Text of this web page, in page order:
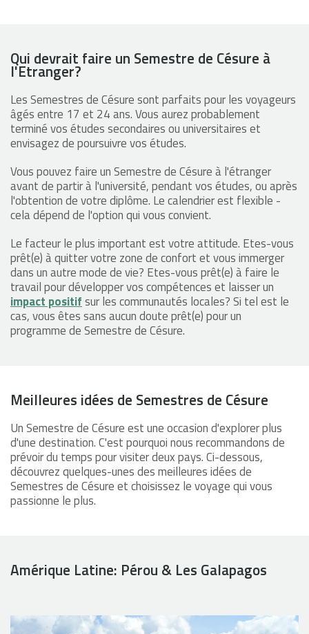
Qui devrait faire un Semestre de Césure à
l'Etranger?
Les Semestres de Césure sont parfaits pour les voyageurs
âgés entre 17 et 24 ans. Vous aurez probablement
terminé vos études secondaires ou universitaires et
envisagez de poursuivre vos études.
Vous pouvez faire un Semestre de Césure à l'étranger
avant de partir à l'université, pendant vos études, ou après
l'obtention de votre diplôme. Le calendrier est flexible -
cela dépend de l'option qui vous convient.
Le facteur le plus important est votre attitude. Etes-vous
prêt(e) à quitter votre zone de confort et vous immerger
dans un autre mode de vie? Etes-vous prêt(e) à faire le
travail pour développer vos compétences et laisser un
impact positifsur les communautés locales? Si tel est le
cas, vous êtes sans aucun doute prêt(e) pour un
programme de Semestre de Césure.
Meilleures idées de Semestres de Césure
Un Semestre de Césure est une occasion d'explorer plus
d'une destination. C'est pourquoi nous recommandons de
prévoir du temps pour visiter deux pays. Ci-dessous,
découvrez quelques-unes des meilleures idées de
Semestres de Césure et choisissez le voyage qui vous
passionne le plus.
Amérique Latine: Pérou & Les Galapagos